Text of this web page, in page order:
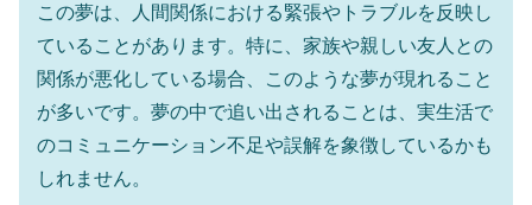
この夢は、人間関係における緊張やトラブルを反映し
ていることがあります。特に、家族や親しい友人との
関係が悪化している場合、このような夢が現れること
が多いです。夢の中で追い出されることは、実生活で
のコミュニケーション不足や誤解を象徴しているかも
しれません。